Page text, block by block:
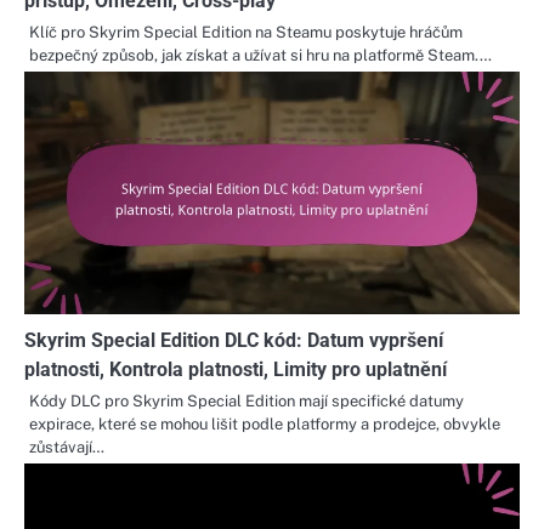
Klíč pro Skyrim Special Edition na Steamu poskytuje hráčům
bezpečný způsob, jak získat a užívat si hru na platformě Steam.…
Skyrim Special Edition DLC kód: Datum vypršení
platnosti, Kontrola platnosti, Limity pro uplatnění
Kódy DLC pro Skyrim Special Edition mají specifické datumy
expirace, které se mohou lišit podle platformy a prodejce, obvykle
zůstávají…